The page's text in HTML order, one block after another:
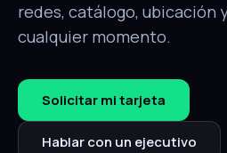
redes, catálogo, ubicación
cualquier momento.
Solicitar mi tarjeta
Hablar con un ejecutivo